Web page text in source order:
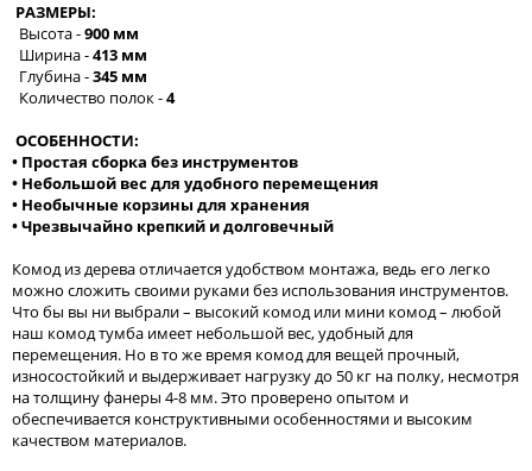
РАЗМЕРЫ:
Высота -900 мм
Ширина -413 мм
Глубина -345 мм
Количество полок -4
ОСОБЕННОСТИ:
• Простая сборка без инструментов
• Небольшой вес для удобного перемещения
• Необычные корзины для хранения
• Чрезвычайно крепкий и долговечный
Комод из дерева отличается удобством монтажа, ведь его легко
можно сложить своими руками без использования инструментов.
Что бы вы ни выбрали – высокий комод или мини комод – любой
наш комод тумба имеет небольшой вес, удобный для
перемещения. Но в то же время комод для вещей прочный,
износостойкий и выдерживает нагрузку до 50 кг на полку, несмотря
на толщину фанеры 4-8 мм. Это проверено опытом и
обеспечивается конструктивными особенностями и высоким
качеством материалов.